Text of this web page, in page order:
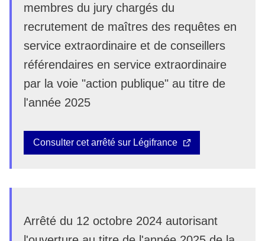
membres du jury chargés du
recrutement de maîtres des requêtes en
service extraordinaire et de conseillers
référendaires en service extraordinaire
par la voie "action publique" au titre de
l'année 2025
Consulter cet arrêté sur Légifrance
Arrêté du 12 octobre 2024 autorisant